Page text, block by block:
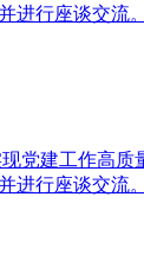
进行座谈交流。
建工作高
进行座谈交流。